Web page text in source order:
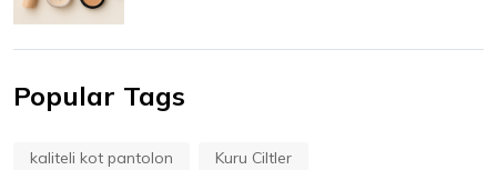
Popular Tags
kaliteli kot pantolon
Kuru Ciltler